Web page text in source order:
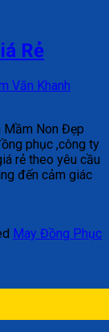
Rẻ
Văn Khanh
Mầm Non Đẹp
phục ,công ty
rẻ theo yêu cầu
đến cảm giác
May Đồng Phục